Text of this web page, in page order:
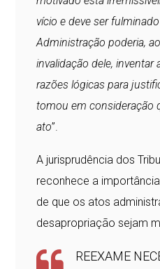
vício e deve ser
Administração poderia,
invalidação dele, inventar
razões lógicas para
tomou em consideração
ato”.
A jurisprudência dos
reconhece a
de que os atos
desapropriação sejam
REEXAME